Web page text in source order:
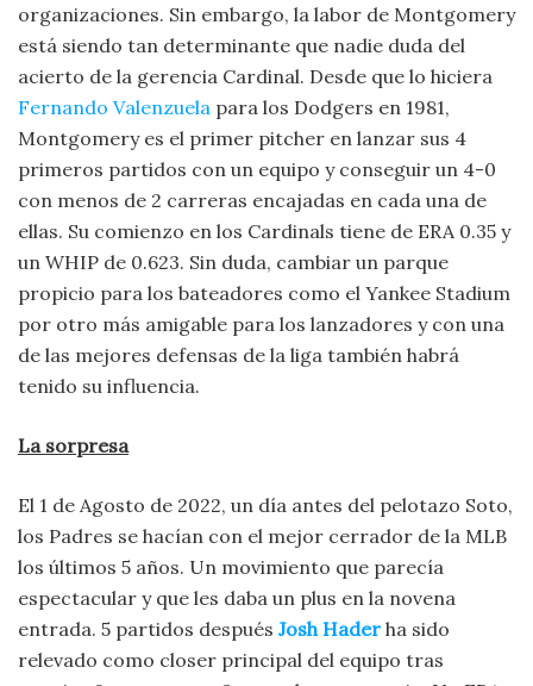
organizaciones. Sin embargo, la labor de Montgomery
está siendo tan determinante que nadie duda del
acierto de la gerencia Cardinal. Desde que lo hiciera
Fernando Valenzuela para los Dodgers en 1981,
Montgomery es el primer pitcher en lanzar sus 4
primeros partidos con un equipo y conseguir un 4-0
con menos de 2 carreras encajadas en cada una de
ellas. Su comienzo en los Cardinals tiene de ERA 0.35 y
un WHIP de 0.623. Sin duda, cambiar un parque
propicio para los bateadores como el Yankee Stadium
por otro más amigable para los lanzadores y con una
de las mejores defensas de la liga también habrá
tenido su influencia.
La sorpresa
El 1 de Agosto de 2022, un día antes del pelotazo Soto,
los Padres se hacían con el mejor cerrador de la MLB
los últimos 5 años. Un movimiento que parecía
espectacular y que les daba un plus en la novena
entrada. 5 partidos después Josh Hader ha sido
relevado como closer principal del equipo tras